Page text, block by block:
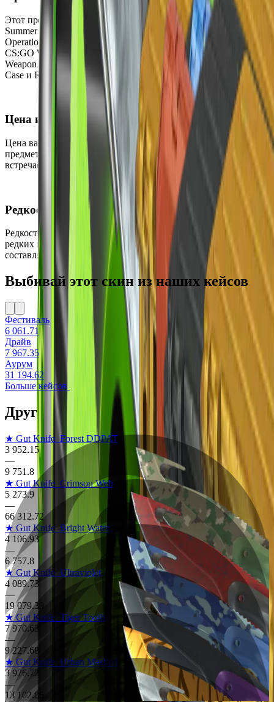
Этот предмет можно получить, открыв кейсы eSports 2014
Summer Case, eSports 2013 Winter Case, eSports 2013 Case,
Operation Vanguard Weapon Case, CS:GO Weapon Case 2,
CS:GO Weapon Case, Operation Bravo Case, Winter Offensive
Weapon Case, CS:GO Weapon Case 3, Operation Phoenix Weapon
Case и Revolver Case.
Цена и доступность
Цена варьируется от $55.96 до $521.22, что делает этот
предмет очень дорогим. В настоящее время он редко
встречается и может быть приобретён на вторичном рынке.
Редкость
Редкость этого скина — Тайное, что делает его одним из
редких и желанных среди коллекционеров. Шанс выпадения
составляет всего 0.64%.
Выбивай этот скин из наших кейсов
Фестиваль
6 061.71
Драйв
7 967.35
Аурум
31 194.62
Больше кейсов
Другие скины на Gut Knife
★ Gut KnifeForest DDPAT
3 952.15
—
9 751.8
★ Gut Knife Crimson Web
5 273.9
—
66 312.72
★ Gut Knife Bright Water
4 106.93
—
6 757.8
★ Gut Knife Ultraviolet
4 089.73
—
19 079.39
★ Gut Knife Tiger Tooth
7 970.63
—
9 227.68
★ Gut Knife Urban Masked
3 976.72
—
13 102.85